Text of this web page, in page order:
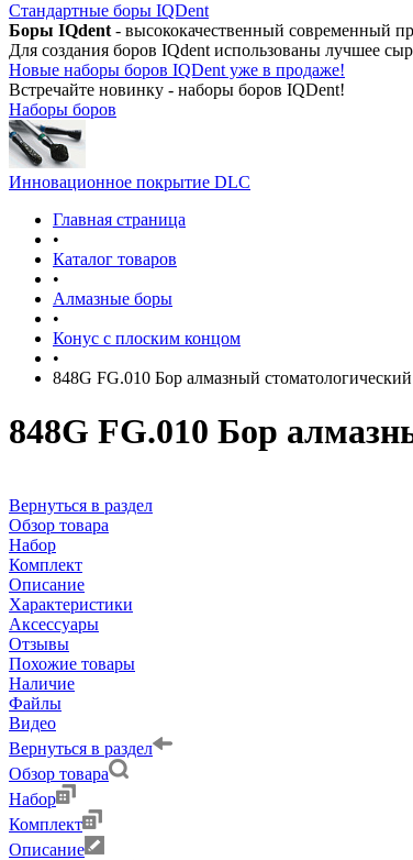
Стандартные боры IQDent
Боры IQdent - высококачественный современный
Для создания боров IQdent использованы лучшее
Новые наборы боров IQDent уже в продаже!
Встречайте новинку - наборы боров IQDent!
Наборы боров
Инновационное покрытие DLC
Главная страница
•
Каталог товаров
•
Алмазные боры
•
Конус с плоским концом
•
848G FG.010 Бор алмазный
848G FG.010 Бор
Вернуться в раздел
Обзор товара
Набор
Комплект
Описание
Характеристики
Аксессуары
Отзывы
Похожие товары
Наличие
Файлы
Видео
Вернуться в раздел
Обзор товара
Набор
Комплект
Описание